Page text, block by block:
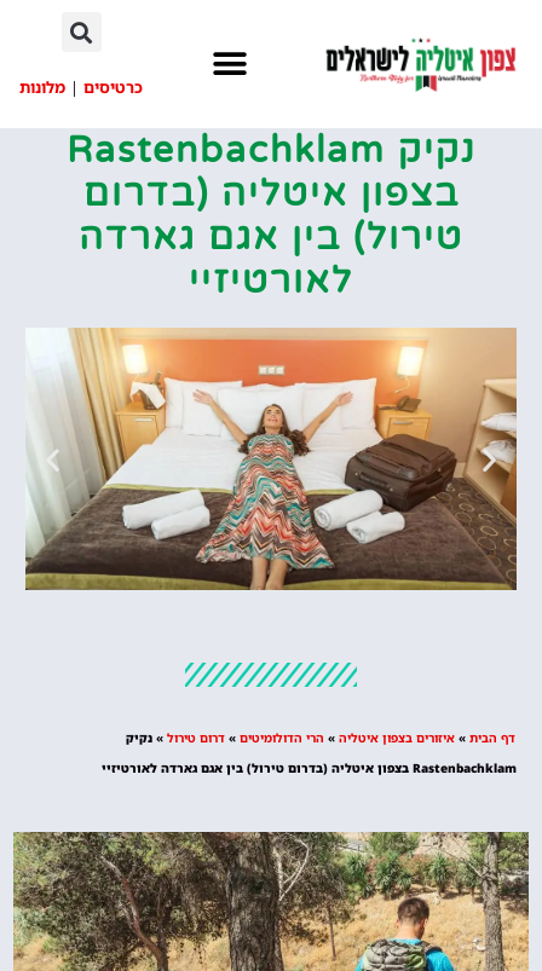
כרטיסים | מלונות
נקיק Rastenbachklam
בצפון איטליה (בדרום
טירול) בין אגם גארדה
לאורטיזיי
מציאת מלון
לחצו
דף הבית » איזורים בצפון איטליה » הרי הדולומיטים » דרום טירול » נקיק
Rastenbachklam בצפון איטליה (בדרום טירול) בין אגם גארדה לאורטיזיי